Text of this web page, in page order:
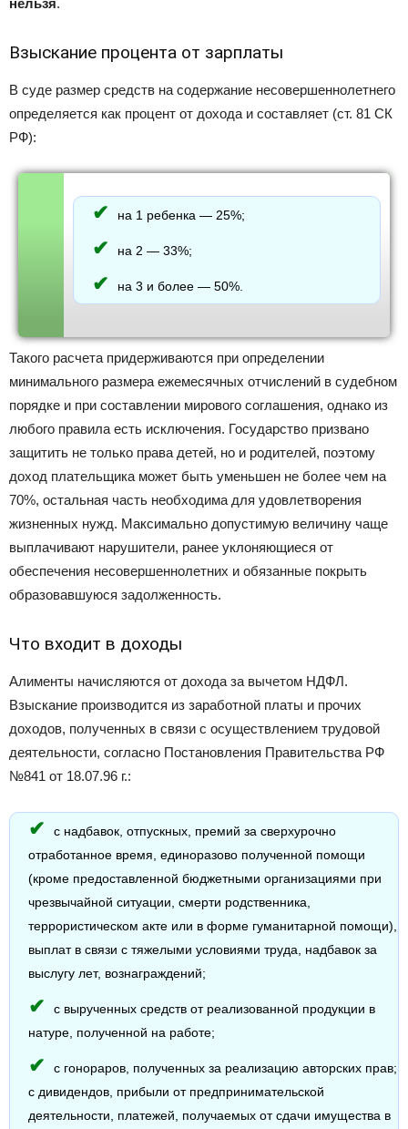
нельзя.
Взыскание процента от зарплаты
В суде размер средств на содержание несовершеннолетнего
определяется как процент от дохода и составляет (ст. 81 СК
РФ):
на 1 ребенка — 25%;
на 2 — 33%;
на 3 и более — 50%.
Такого расчета придерживаются при определении
минимального размера ежемесячных отчислений в судебном
порядке и при составлении мирового соглашения, однако из
любого правила есть исключения. Государство призвано
защитить не только права детей, но и родителей, поэтому
доход плательщика может быть уменьшен не более чем на
70%, остальная часть необходима для удовлетворения
жизненных нужд. Максимально допустимую величину чаще
выплачивают нарушители, ранее уклоняющиеся от
обеспечения несовершеннолетних и обязанные покрыть
образовавшуюся задолженность.
Что входит в доходы
Алименты начисляются от дохода за вычетом НДФЛ.
Взыскание производится из заработной платы и прочих
доходов, полученных в связи с осуществлением трудовой
деятельности, согласно Постановления Правительства РФ
№841 от 18.07.96 г.:
с надбавок, отпускных, премий за сверхурочно
отработанное время, единоразово полученной помощи
(кроме предоставленной бюджетными организациями при
чрезвычайной ситуации, смерти родственника,
террористическом акте или в форме гуманитарной помощи),
выплат в связи с тяжелыми условиями труда, надбавок за
выслугу лет, вознаграждений;
с вырученных средств от реализованной продукции в
натуре, полученной на работе;
с гонораров, полученных за реализацию авторских прав;
с дивидендов, прибыли от предпринимательской
деятельности, платежей, получаемых от сдачи имущества в